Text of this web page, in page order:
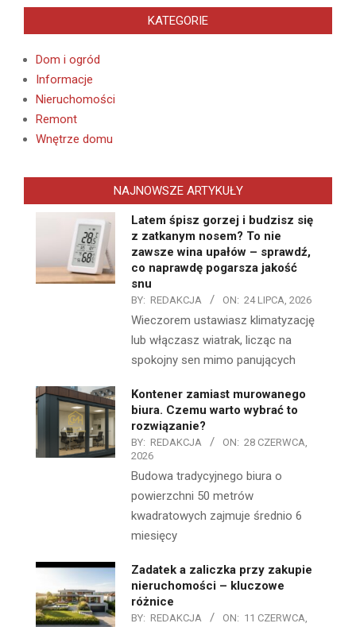
KATEGORIE
Dom i ogród
Informacje
Nieruchomości
Remont
Wnętrze domu
NAJNOWSZE ARTYKUŁY
Latem śpisz gorzej i budzisz się
z zatkanym nosem? To nie
zawsze wina upałów – sprawdź,
co naprawdę pogarsza jakość
snu
BY: REDAKCJA ON: 24 LIPCA, 2026
Wieczorem ustawiasz klimatyzację
lub włączasz wiatrak, licząc na
spokojny sen mimo panujących
Kontener zamiast murowanego
biura. Czemu warto wybrać to
rozwiązanie?
BY: REDAKCJA ON: 28 CZERWCA,
2026
Budowa tradycyjnego biura o
powierzchni 50 metrów
kwadratowych zajmuje średnio 6
miesięcy
Zadatek a zaliczka przy zakupie
nieruchomości – kluczowe
różnice
BY: REDAKCJA ON: 11 CZERWCA,